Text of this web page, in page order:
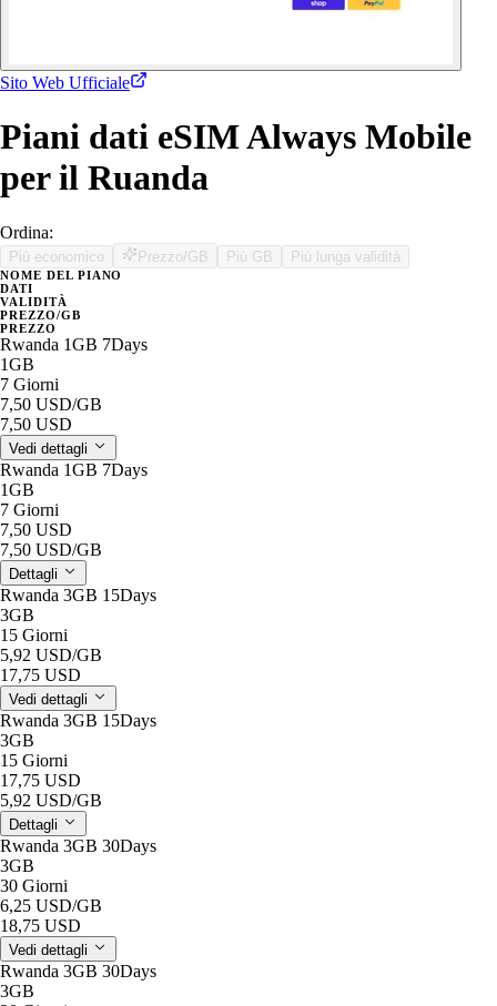
Sito Web Ufficiale
Piani dati eSIM Always Mobile
per il Ruanda
Ordina:
Più economico Prezzo/GB Più GB Più lunga validità
NOME DEL PIANO
DATI
VALIDITÀ
PREZZO/GB
PREZZO
Rwanda 1GB 7Days
1GB
7 Giorni
7,50 USD/GB
7,50 USD
Vedi dettagli
Rwanda 1GB 7Days
1GB
7 Giorni
7,50 USD
7,50 USD/GB
Dettagli
Rwanda 3GB 15Days
3GB
15 Giorni
5,92 USD/GB
17,75 USD
Vedi dettagli
Rwanda 3GB 15Days
3GB
15 Giorni
17,75 USD
5,92 USD/GB
Dettagli
Rwanda 3GB 30Days
3GB
30 Giorni
6,25 USD/GB
18,75 USD
Vedi dettagli
Rwanda 3GB 30Days
3GB